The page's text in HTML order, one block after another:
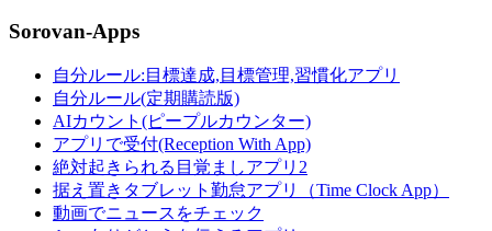
Sorovan-Apps
自分ルール:目標達成,目標管理,習慣化アプリ
自分ルール(定期購読版)
AIカウント(ピープルカウンター)
アプリで受付(Reception With App)
絶対起きられる目覚ましアプリ2
据え置きタブレット勤怠アプリ（Time Clock App）
動画でニュースをチェック